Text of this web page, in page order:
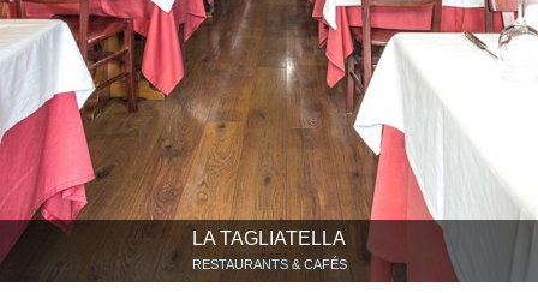
LA TAGLIATELLA
RESTAURANTS & CAFÉS